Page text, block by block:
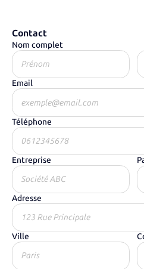
Contact
Nom complet
Email
Téléphone
Entreprise
Adresse
Ville